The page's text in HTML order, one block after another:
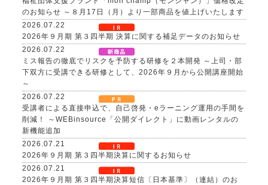
のお知らせ ～８月17日（月）より一部商品を値上げいたします
2026.07.22
2026年９月期 第３四半期 決算に関する補足データのお知らせ
2026.07.22
ミス報告の徹底でリスクを予防する研修を２本開発 ～上司・部
下双方に受講できる研修として、2026年９月から公開講座開始
～
2026.07.22
受講者による直接申込で、自己啓発・eラーニング運用の手間を
削減！ ～WEBinsource「公開ダイレクト」に動画レンタルの
新機能追加
2026.07.21
2026年９月期 第３四半期決算に関するお知らせ
2026.07.21
2026年９月期 第３四半期決算短信〔日本基準〕（連結）のお